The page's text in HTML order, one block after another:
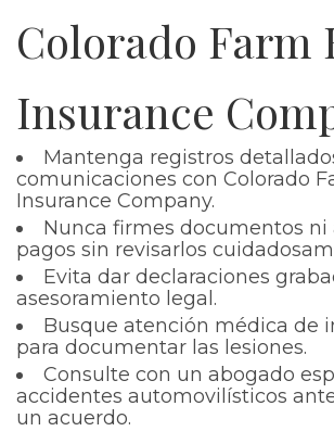
Colorado Farm
Insurance
Mantenga registros
comunicaciones con Colorado
Insurance Company.
Nunca firmes documentos ni
pagos sin revisarlos
Evita dar declaraciones
asesoramiento legal.
Busque atención médica de
para documentar las lesiones.
Consulte con un abogado
accidentes automovilísticos
un acuerdo.